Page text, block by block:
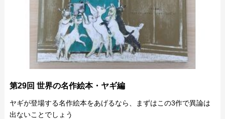
第29回 世界の名作絵本・ヤギ編
ヤギが登場する名作絵本をあげるなら、まずはこの3作で異論は
出ないことでしょう